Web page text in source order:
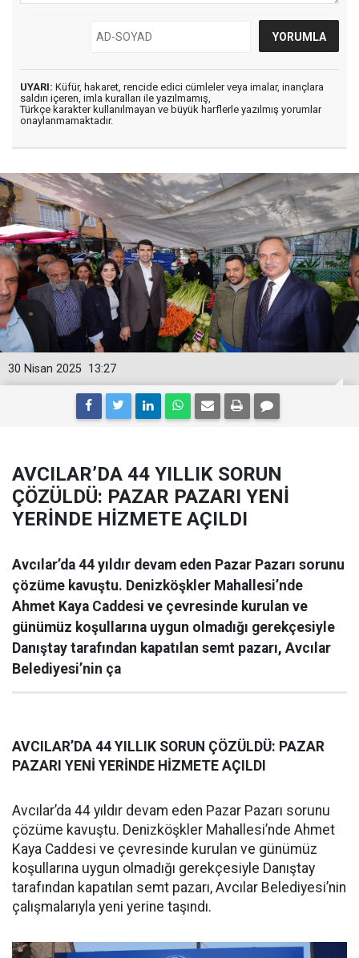
UYARI: Küfür, hakaret, rencide edici cümleler veya imalar, inançlara
saldırı içeren, imla kuralları ile yazılmamış,
Türkçe karakter kullanılmayan ve büyük harflerle yazılmış yorumlar
onaylanmamaktadır.
13:27
30 Nisan 2025
AVCILAR’DA 44 YILLIK SORUN
ÇÖZÜLDÜ: PAZAR PAZARI YENİ
YERİNDE HİZMETE AÇILDI
Avcılar’da 44 yıldır devam eden Pazar Pazarı sorunu
çözüme kavuştu. Denizköşkler Mahallesi’nde
Ahmet Kaya Caddesi ve çevresinde kurulan ve
günümüz koşullarına uygun olmadığı gerekçesiyle
Danıştay tarafından kapatılan semt pazarı, Avcılar
Belediyesi’nin ça
AVCILAR’DA 44 YILLIK SORUN ÇÖZÜLDÜ: PAZAR
PAZARI YENİ YERİNDE HİZMETE AÇILDI
Avcılar’da 44 yıldır devam eden Pazar Pazarı sorunu
çözüme kavuştu. Denizköşkler Mahallesi’nde Ahmet
Kaya Caddesi ve çevresinde kurulan ve günümüz
koşullarına uygun olmadığı gerekçesiyle Danıştay
tarafından kapatılan semt pazarı, Avcılar Belediyesi’nin
çalışmalarıyla yeni yerine taşındı.